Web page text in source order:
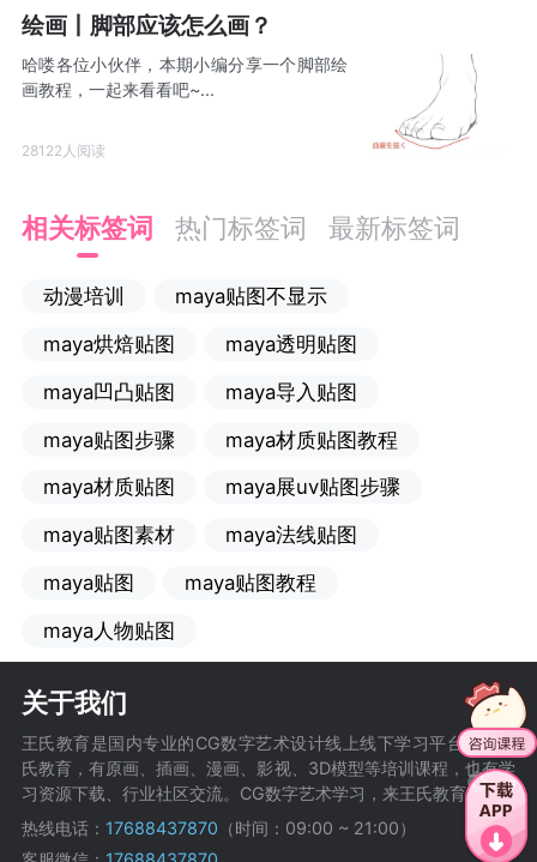
绘画丨脚部应该怎么画？
哈喽各位小伙伴，本期小编分享一个脚部绘
画教程，一起来看看吧~...
28122人阅读
相关标签词 热门标签词 最新标签词
动漫培训
maya贴图不显示
maya烘焙贴图
maya透明贴图
maya凹凸贴图
maya导入贴图
maya贴图步骤
maya材质贴图教程
maya材质贴图
maya展uv贴图步骤
maya贴图素材
maya法线贴图
maya贴图
maya贴图教程
maya人物贴图
关于我们
王氏教育是国内专业的CG数字艺术设计线上线下学习平台，在王
氏教育，有原画、插画、漫画、影视、3D模型等培训课程，也有学
习资源下载、行业社区交流。CG数字艺术学习，来王氏教育。
热线电话： 17688437870 （时间：09:00 ~ 21:00）